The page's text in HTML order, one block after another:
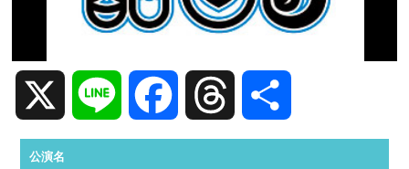
Line Facebook Threads
有
公演名